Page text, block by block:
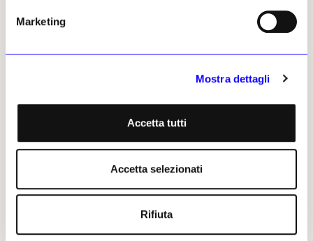
Marketing
Mostra dettagli
Accetta tutti
Accetta selezionati
Rifiuta
pubblico a partecipare a «un
In materia proliferano
seminari, simposi e convegni,
dicembre al Mauto di Torino
29 novembre 2023